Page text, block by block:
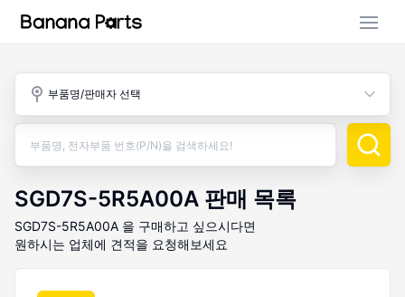
부품명/판매자 선택
SGD7S-5R5A00A 판매 목록
SGD7S-5R5A00A 을 구매하고 싶으시다면
원하시는 업체에 견적을 요청해보세요